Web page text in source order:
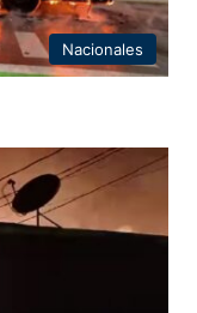
Nacionales